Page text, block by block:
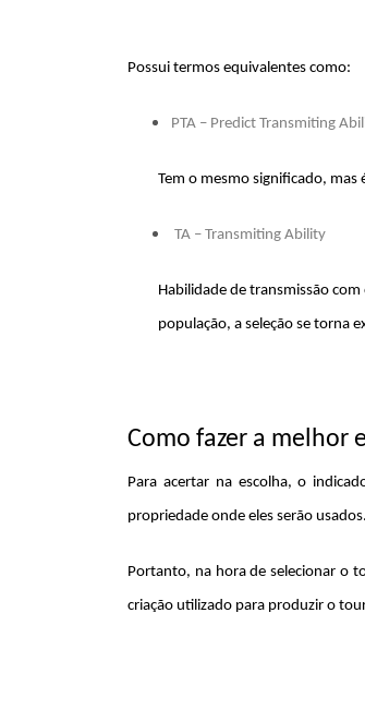
Possui termos equivalentes como:
PTA – Predict Transmiting
Tem o mesmo significado,
TA – Transmiting Ability
Habilidade de transmissão
população, a seleção se torna
Como fazer a melhor
Para acertar na escolha, o
propriedade onde eles serão usados.
Portanto, na hora de selecionar o
criação utilizado para produzir o